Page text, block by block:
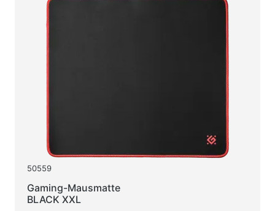
50559
Gaming-Mausmatte
BLACK XXL